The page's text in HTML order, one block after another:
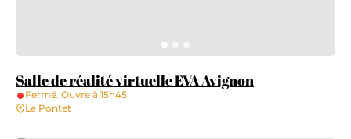
Salle de réalité virtuelle EVA Avignon
Fermé. Ouvre à 15h45
Le Pontet